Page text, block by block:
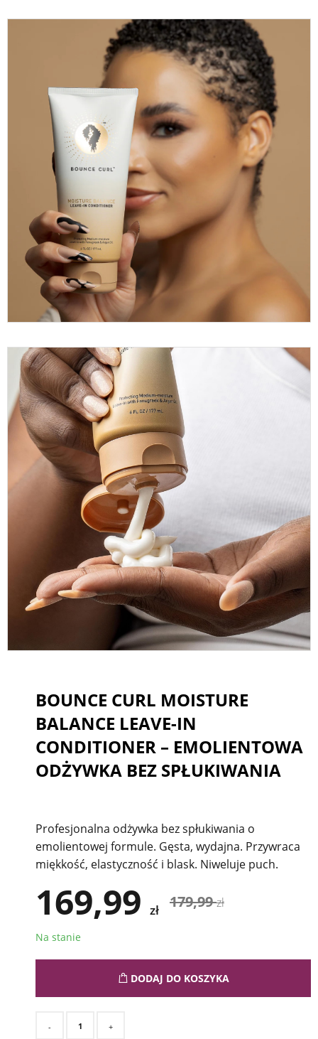
BOUNCE CURL MOISTURE
BALANCE LEAVE-IN
CONDITIONER – EMOLIENTOWA
ODŻYWKA BEZ SPŁUKIWANIA
Profesjonalna odżywka bez spłukiwania o
emolientowej formule. Gęsta, wydajna. Przywraca
miękkość, elastyczność i blask. Niweluje puch.
169,99 zł 179,99zł
Na stanie
DODAJ DO KOSZYKA
- +